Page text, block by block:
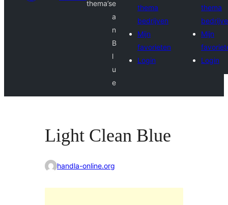
thema’se
a
n
B
l
u
e
thema
bedrijven
Mijn
favorieten
Login
thema
Mijn
Login
Light Clean Blue
handla-online.org